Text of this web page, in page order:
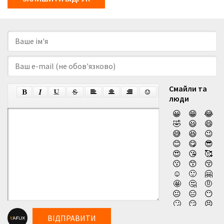
Смайли та
люди
😀
😁
😂
🤣
😃
😄
😅
😆
😉
😊
😋
😎
😍
😘
🥰
😗
😙
😚
☺️
🙂
🤗
🤩
🤔
🤨
😐
😑
😶
🙄
😏
😣
ВІДПРАВИТИ